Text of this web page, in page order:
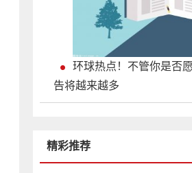
环球热点！不管你是否
告将越来越多
精彩推荐